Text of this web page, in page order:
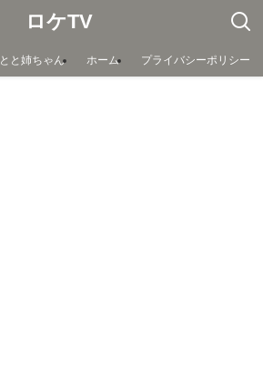
ロケTV
とと姉ちゃん ホーム プライバシーポリシー